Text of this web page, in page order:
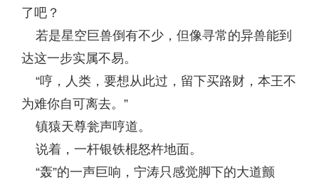
了吧？
若是星空巨兽倒有不少，但像寻常的异兽能到
达这一步实属不易。
“哼，人类，要想从此过，留下买路财，本王不
为难你自可离去。”
镇猿天尊瓮声哼道。
说着，一杆银铁棍怒杵地面。
“轰”的一声巨响，宁涛只感觉脚下的大道颤